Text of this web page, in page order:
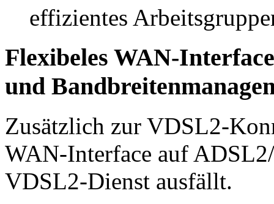
effizientes
Flexibeles WAN-
und
Zusätzlich zur VDSL2-
WAN-Interface auf
VDSL2-Dienst ausfällt.